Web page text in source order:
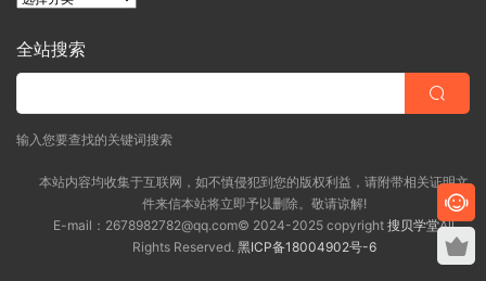
全站搜索
输入您要查找的关键词搜索
本站内容均收集于互联网，如不慎侵犯到您的版权利益，请附带相关证明文
件来信本站将立即予以删除。敬请谅解!
E-mail：2678982782@qq.com© 2024-2025 copyright搜贝学堂All
Rights Reserved. 黑ICP备18004902号-6